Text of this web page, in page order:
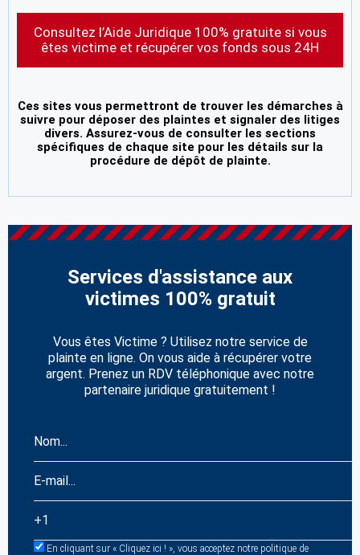
Consultez l’Aide Juridique 100% gratuite si vous
êtes victime et récupérer vos fonds sous 24H
Ces sites vous permettront de trouver les démarches à
suivre pour déposer des plaintes et signaler des litiges
divers. Assurez-vous de consulter les sections
spécifiques de chaque site pour les détails sur la
procédure de dépôt de plainte.
Services d'assistance aux
victimes 100% gratuit
Vous êtes Victime ? Utilisez notre service de
plainte en ligne. On vous aide à récupérer votre
argent. Prenez un RDV téléphonique avec notre
partenaire juridique gratuitement !
En cliquant sur « Cliquez ici ! », vous acceptez notre politique de